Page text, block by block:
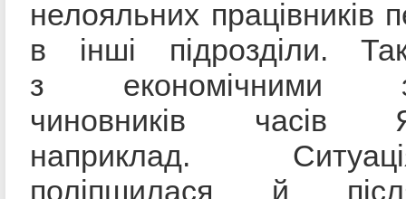
нелояльних працівників
в інші підрозділи.
з економічними
чиновників часів
наприклад.
поліпшилася й